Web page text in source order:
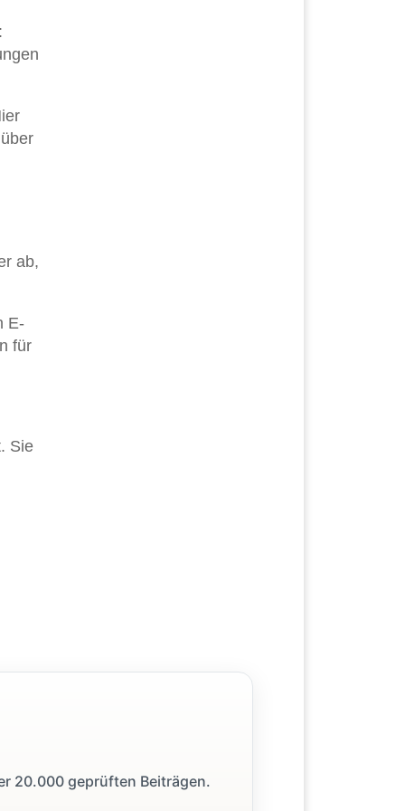
ab,
E-
für
Sie
20.000 geprüften Beiträgen.